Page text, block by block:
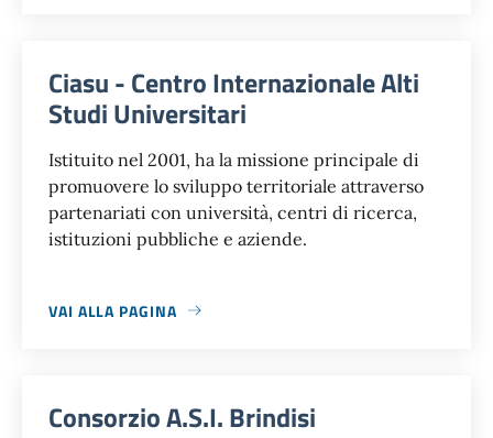
Ciasu - Centro Internazionale Alti
Studi Universitari
Istituito nel 2001, ha la missione principale di
promuovere lo sviluppo territoriale attraverso
partenariati con università, centri di ricerca,
istituzioni pubbliche e aziende.
VAI ALLA PAGINA
Consorzio A.S.I. Brindisi